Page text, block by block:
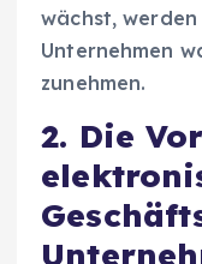
wächst,
Unternehmen
zunehmen.
2. Die